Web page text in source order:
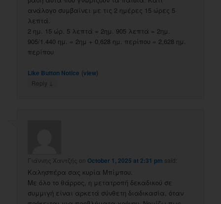
ανάλογο συμβαίνει με τις 2 ημέρες 15 ώρες 5
λεπτά.
2 ημ. 15 ώρ. 5 λεπτά = 2ημ. 905 λεπτά = 2ημ.
905/1.440 ημ. = 2ημ + 0,628 ημ. περίπου = 2,628 ημ.
περίπου
Like Button Notice (view)
Reply
Γιάννης Χαντζής onOctober 1, 2025 at 2:31 pm said:
Καλησπέρα σας κυρία Μπίμπου.
Με όλο το θάρρος, η μετατροπή δεκαδικού σε
συμμιγή είναι αρκετά σύνθετη διαδικασία, όταν